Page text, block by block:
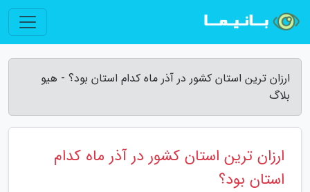
ارزان ترین استان کشور در آذر ماه کدام استان بود؟ - هیو
بلاگ
ارزان ترین استان کشور در آذر ماه کدام
استان بود؟